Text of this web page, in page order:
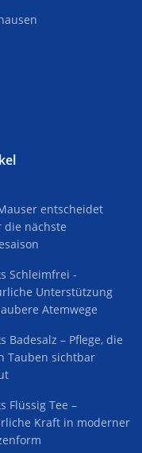
entscheidet
die nächste
Schleimfrei -
Unterstützung
Atemwege
Badesalz – Pflege, die
Tauben sichtbar
Flüssig Tee –
Kraft in moderner